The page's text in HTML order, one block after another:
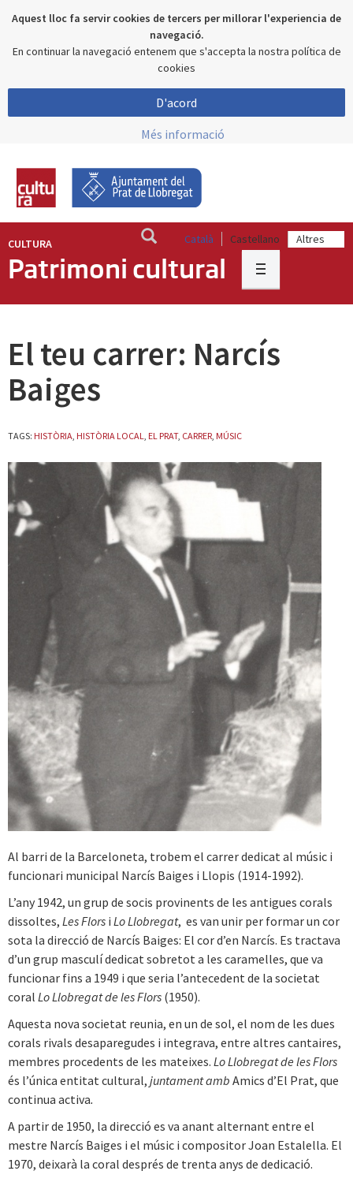
Aquest lloc fa servir cookies de tercers per millorar l'experiencia de
navegació.
En continuar la navegació entenem que s'accepta la nostra política de
cookies
D'acord
Més informació
Català Castellano
CULTURA
Patrimoni cultural
El teu carrer: Narcís
Baiges
TAGS: HISTÒRIA, HISTÒRIA LOCAL, EL PRAT, CARRER, MÚSIC
Al barri de la Barceloneta, trobem el carrer dedicat al músic i
funcionari municipal Narcís Baiges i Llopis (1914-1992).
L’any 1942, un grup de socis provinents de les antigues corals
dissoltes, Les Flors i Lo Llobregat, es van unir per formar un cor
sota la direcció de Narcís Baiges: El cor d’en Narcís. Es tractava
d’un grup masculí dedicat sobretot a les caramelles, que va
funcionar fins a 1949 i que seria l’antecedent de la societat
coral Lo Llobregat de les Flors (1950).
Aquesta nova societat reunia, en un de sol, el nom de les dues
corals rivals desaparegudes i integrava, entre altres cantaires,
membres procedents de les mateixes. Lo Llobregat de les Flors
és l’única entitat cultural, juntament amb Amics d’El Prat, que
continua activa.
A partir de 1950, la direcció es va anant alternant entre el
mestre Narcís Baiges i el músic i compositor Joan Estalella. El
1970, deixarà la coral després de trenta anys de dedicació.